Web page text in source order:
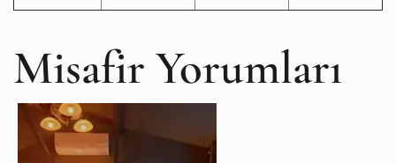
Misafir Yorumları